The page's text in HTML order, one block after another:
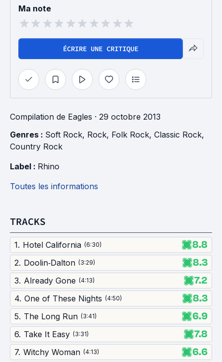
Ma note
ÉCRIRE UNE CRITIQUE
Compilation de Eagles · 29 octobre 2013
Genres : Soft Rock, Rock, Folk Rock, Classic Rock,
Country Rock
Label : Rhino
Toutes les informations
TRACKS
1. Hotel California (6:30) 8.8
2. Doolin‐Dalton (3:29) 8.3
3. Already Gone (4:13) 7.2
4. One of These Nights (4:50) 8.3
5. The Long Run (3:41) 6.9
6. Take It Easy (3:31) 7.8
7. Witchy Woman (4:13) 6.6